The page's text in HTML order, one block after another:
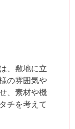
、敷地に立
の雰囲気や
、素材や機
チを考えて